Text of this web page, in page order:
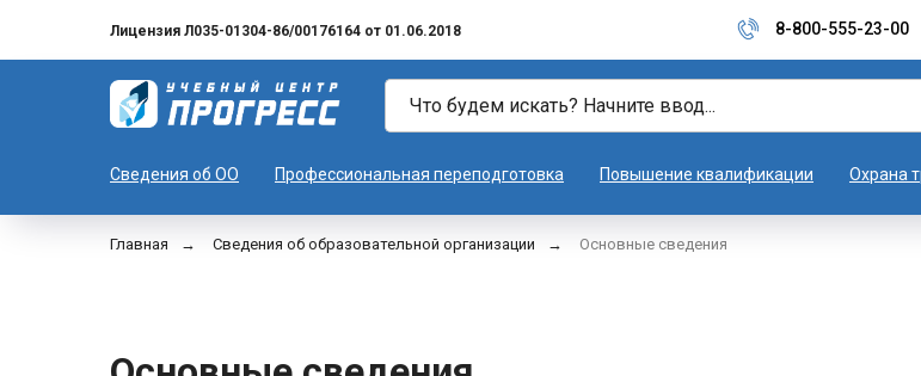
Лицензия Л035-01304-86/00176164 от 01.06.2018 8-800-555-23-00
Сведения об ОО Профессиональная переподготовка Повышение квалификации Охрана
Главная → Сведения об образовательной организации → Основные сведения